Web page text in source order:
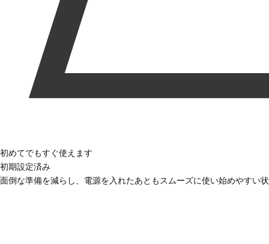
初めてでもすぐ使えます
初期設定済み
面倒な準備を減らし、電源を入れたあともスムーズに使い始めやすい